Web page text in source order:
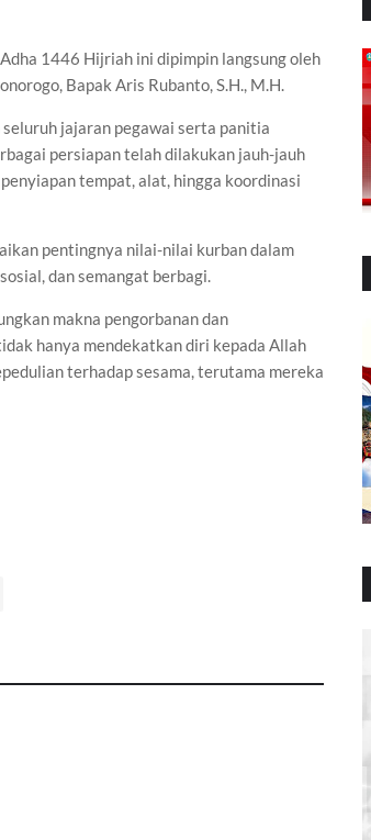
1446 Hijriah ini dipimpin langsung oleh
Bapak Aris Rubanto, S.H., M.H.
jajaran pegawai serta panitia
persiapan telah dilakukan jauh-jauh
tempat, alat, hingga koordinasi
pentingnya nilai-nilai kurban dalam
dan semangat berbagi.
makna pengorbanan dan
hanya mendekatkan diri kepada Allah
terhadap sesama, terutama mereka